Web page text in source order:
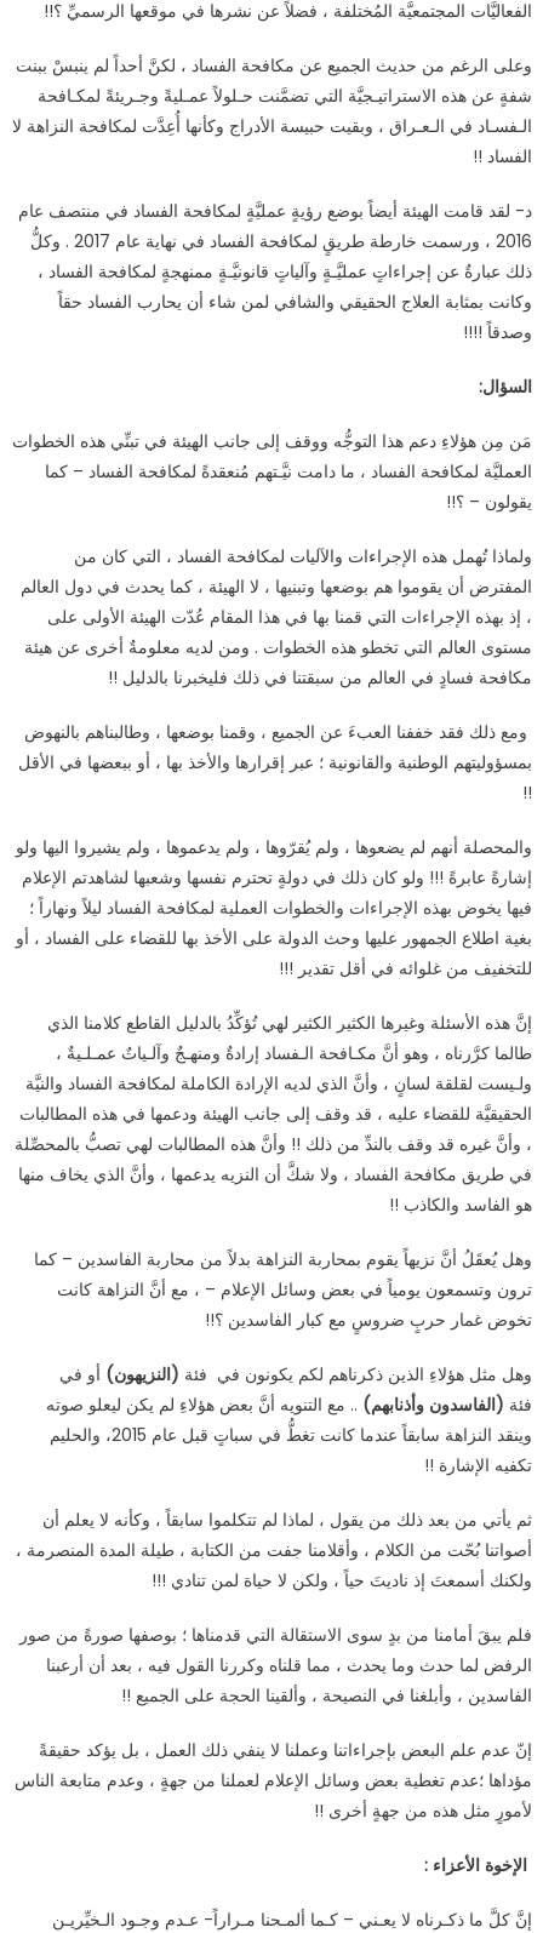
الفعاليَّات المجتمعيَّة المُختلفة ، فضلاً عن نشرها في موقعها الرسميِّ ؟!!
وعلى الرغم من حديث الجميع عن مكافحة الفساد ، لكنَّ أحداً لم ينبسْ ببنت
شفةٍ عن هذه الاستراتيـجيَّة التي تضمَّنت حـلولاً عمـليةً وجـريئةً لمكـافحة
الـفسـاد في الـعـراق ، وبقيت حبيسة الأدراج وكأنها أُعِدَّت لمكافحة النزاهة لا
الفساد !!
د- لقد قامت الهيئة أيضاً بوضع رؤيةٍ عمليَّةٍ لمكافحة الفساد في منتصف عام
2016 ، ورسمت خارطة طريقٍ لمكافحة الفساد في نهاية عام 2017 . وكلُّ
ذلك عبارةٌ عن إجراءاتٍ عمليَّـةٍ وآلياتٍ قانونيَّـةٍ ممنهجةٍ لمكافحة الفساد ،
وكانت بمثابة العلاج الحقيقي والشافي لمن شاء أن يحارب الفساد حقاً
وصدقاً !!!!
السؤال:
مَن مِن هؤلاءِ دعم هذا التوجُّه ووقف إلى جانب الهيئة في تبنِّي هذه الخطوات
العمليَّة لمكافحة الفساد ، ما دامت نيَّـتهم مُنعقدةً لمكافحة الفساد – كما
يقولون – ؟!!
ولماذا تُهمل هذه الإجراءات والآليات لمكافحة الفساد ، التي كان من
المفترض أن يقوموا هم بوضعها وتبنيها ، لا الهيئة ، كما يحدث في دول العالم
، إذ بهذه الإجراءات التي قمنا بها في هذا المقام عُدّت الهيئة الأولى على
مستوى العالم التي تخطو هذه الخطوات . ومن لديه معلومةٌ أخرى عن هيئة
مكافحة فسادٍ في العالم من سبقتنا في ذلك فليخبرنا بالدليل !!
ومع ذلك فقد خففنا العبءَ عن الجميع ، وقمنا بوضعها ، وطالبناهم بالنهوض
بمسؤوليتهم الوطنية والقانونية ؛ عبر إقرارها والأخذ بها ، أو ببعضها في الأقل
!!
والمحصلة أنهم لم يضعوها ، ولم يُقرّوها ، ولم يدعموها ، ولم يشيروا اليها ولو
إشارةً عابرةً !!! ولو كان ذلك في دولةٍ تحترم نفسها وشعبها لشاهدتم الإعلام
فيها يخوض بهذه الإجراءات والخطوات العملية لمكافحة الفساد ليلاً ونهاراً ؛
بغية اطلاع الجمهور عليها وحث الدولة على الأخذ بها للقضاء على الفساد ، أو
للتخفيف من غلوائه في أقل تقدير !!!
إنَّ هذه الأسئلة وغيرها الكثير الكثير لهي تُؤكِّدُ بالدليل القاطع كلامنا الذي
طالما كرَّرناه ، وهو أنَّ مكـافحة الـفساد إرادةٌ ومنهـجٌ وآلـياتٌ عمـلـيةٌ ،
ولـيست لقلقة لسانٍ ، وأنَّ الذي لديه الإرادة الكاملة لمكافحة الفساد والنيَّة
الحقيقيَّة للقضاء عليه ، قد وقف إلى جانب الهيئة ودعمها في هذه المطالبات
، وأنَّ غيره قد وقف بالندِّ من ذلك !! وأنَّ هذه المطالبات لهي تصبُّ بالمحصِّلة
في طريق مكافحة الفساد ، ولا شكَّ أن النزيه يدعمها ، وأنَّ الذي يخاف منها
هو الفاسد والكاذب !!
وهل يُعقَلُ أنَّ نزيهاً يقوم بمحاربة النزاهة بدلاً من محاربة الفاسدين – كما
ترون وتسمعون يومياً في بعض وسائل الإعلام – ، مع أنَّ النزاهة كانت
تخوض غمار حربٍ ضروسٍ مع كبار الفاسدين ؟!!
وهل مثل هؤلاءِ الذين ذكرناهم لكم يكونون في فئة (النزيهون) أو في
فئة (الفاسدون وأذنابهم) .. مع التنويه أنَّ بعض هؤلاءِ لم يكن ليعلو صوته
وينقد النزاهة سابقاً عندما كانت تغطُّ في سباتٍ قبل عام 2015، والحليم
تكفيه الإشارة !!
ثم يأتي من بعد ذلك من يقول ، لماذا لم تتكلموا سابقاً ، وكأنه لا يعلم أن
أصواتنا بُحّت من الكلام ، وأقلامنا جفت من الكتابة ، طيلة المدة المنصرمة ،
ولكنك أسمعتَ إذ ناديتَ حياً ، ولكن لا حياة لمن تنادي !!!
فلم يبقَ أمامنا من بدٍ سوى الاستقالة التي قدمناها ؛ بوصفها صورةً من صور
الرفض لما حدث وما يحدث ، مما قلناه وكررنا القول فيه ، بعد أن أرعبنا
الفاسدين ، وأبلغنا في النصيحة ، وألقينا الحجة على الجميع !!
إنّ عدم علم البعض بإجراءاتنا وعملنا لا ينفي ذلك العمل ، بل يؤكد حقيقةً
مؤداها ؛عدم تغطية بعض وسائل الإعلام لعملنا من جهةٍ ، وعدم متابعة الناس
لأمورٍ مثل هذه من جهةٍ أخرى !!
الإخوة الأعزاء :
إنَّ كلَّ ما ذكـرناه لا يعـني – كـما ألمـحنا مـراراً- عـدم وجـود الـخيِّريـن